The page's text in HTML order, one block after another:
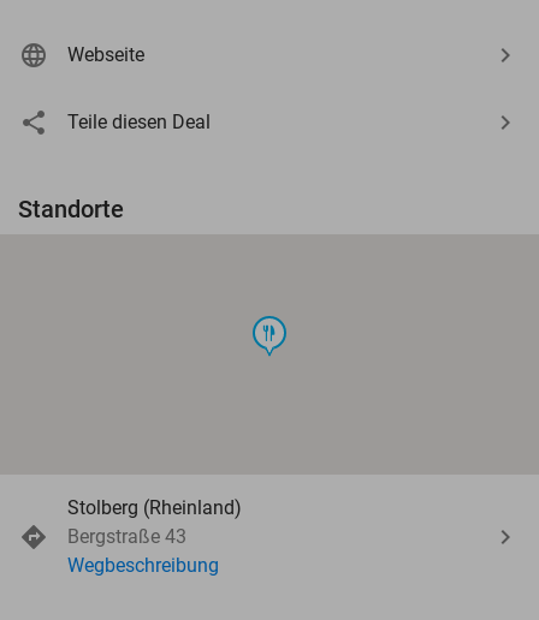
Webseite
Teile diesen Deal
Standorte
food
Stolberg (Rheinland)
Bergstraße 43
Wegbeschreibung